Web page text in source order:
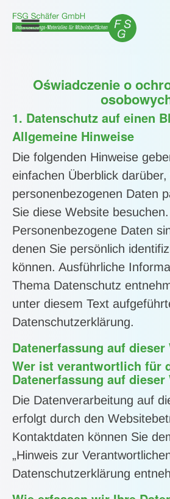
Oświadczenie o
1. Datenschutz auf einen
Allgemeine Hinweise
Die folgenden Hinweise
einfachen Überblick
personenbezogenen Daten
Sie diese Website besuchen.
Personenbezogene Daten
denen Sie persönlich
können. Ausführliche
Thema Datenschutz
unter diesem Text
Datenschutzerklärung.
Datenerfassung auf dieser
Wer ist verantwortlich für
Datenerfassung auf dieser
Die Datenverarbeitung auf
erfolgt durch den
Kontaktdaten können Sie
„Hinweis zur
Datenschutzerklärung